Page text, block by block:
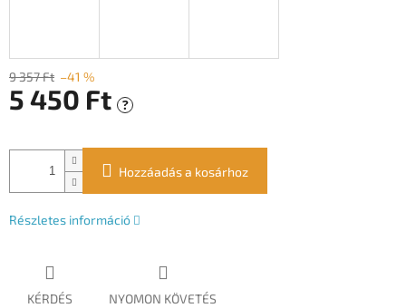
9 357 Ft –41 %
5 450 Ft ?
Hozzáadás a kosárhoz
Részletes információ
KÉRDÉS NYOMON KÖVETÉS